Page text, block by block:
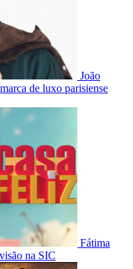
João
de luxo parisiense
Fátima
na SIC